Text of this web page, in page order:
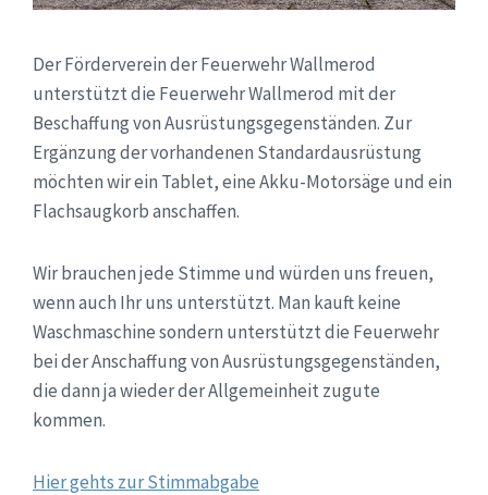
Der Förderverein der Feuerwehr Wallmerod
unterstützt die Feuerwehr Wallmerod mit der
Beschaffung von Ausrüstungsgegenständen. Zur
Ergänzung der vorhandenen Standardausrüstung
möchten wir ein Tablet, eine Akku-Motorsäge und ein
Flachsaugkorb anschaffen.
Wir brauchen jede Stimme und würden uns freuen,
wenn auch Ihr uns unterstützt. Man kauft keine
Waschmaschine sondern unterstützt die Feuerwehr
bei der Anschaffung von Ausrüstungsgegenständen,
die dann ja wieder der Allgemeinheit zugute
kommen.
Hier gehts zur Stimmabgabe